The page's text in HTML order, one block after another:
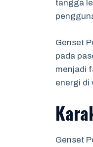
tangga
Genset
pada
menjadi
energi di
Genset